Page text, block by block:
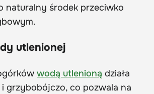
naturalny środek przeciwko
utlenionej
wodą utlenioną działa
grzybobójczo, co pozwala na